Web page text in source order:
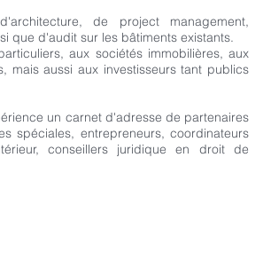
de project management,
que d'audit sur les bâtiments existants.
aux sociétés immobilières, aux
mais aussi aux investisseurs tant publics
un carnet d'adresse de partenaires
spéciales, entrepreneurs, coordinateurs
conseillers juridique en droit de